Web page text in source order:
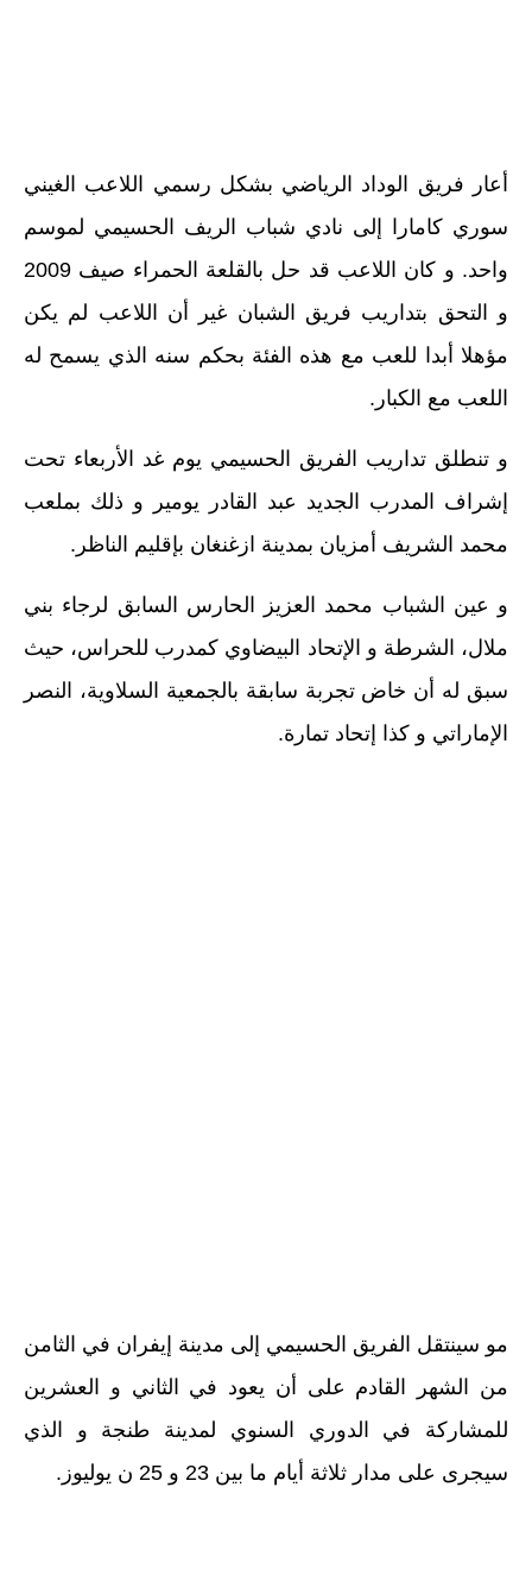
أعار فريق الوداد الرياضي بشكل رسمي اللاعب الغيني
سوري كامارا إلى نادي شباب الريف الحسيمي لموسم
واحد. و كان اللاعب قد حل بالقلعة الحمراء صيف 2009
و التحق بتداريب فريق الشبان غير أن اللاعب لم يكن
مؤهلا أبدا للعب مع هذه الفئة بحكم سنه الذي يسمح له
اللعب مع الكبار.
و تنطلق تداريب الفريق الحسيمي يوم غد الأربعاء تحت
إشراف المدرب الجديد عبد القادر يومير و ذلك بملعب
محمد الشريف أمزيان بمدينة ازغنغان بإقليم الناظر.
و عين الشباب محمد العزيز الحارس السابق لرجاء بني
ملال، الشرطة و الإتحاد البيضاوي كمدرب للحراس، حيث
سبق له أن خاض تجربة سابقة بالجمعية السلاوية، النصر
الإماراتي و كذا إتحاد تمارة.
مو سينتقل الفريق الحسيمي إلى مدينة إيفران في الثامن
من الشهر القادم على أن يعود في الثاني و العشرين
للمشاركة في الدوري السنوي لمدينة طنجة و الذي
سيجرى على مدار ثلاثة أيام ما بين 23 و 25 ن يوليوز.